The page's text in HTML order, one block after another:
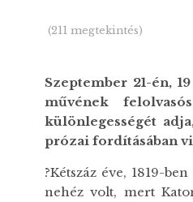
(211 megtekintés)
Szeptember 21-én,
művének
különlegességét
prózai fordításában
?Kétszáz éve, 1819-
nehéz volt, mert